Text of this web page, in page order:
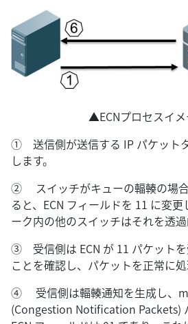
▲ECNプロセスイ
① 送信側が送信する IP パケット
します。
② スイッチがキューの輻輳の場
ると、ECN フィールドを 11 に変
ーク内の他のスイッチはそれを透過
③ 受信側は ECN が 11 パケットを
ことを確認し、パケットを正常に処
④ 受信側は輻輳通知を生成し、
(Congestion Notification Packets)